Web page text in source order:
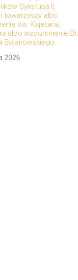
Sykstusa II,
towarzyszy albo
św. Kajetana,
albo wspomnienie Bł.
Bojanowskiego
2026